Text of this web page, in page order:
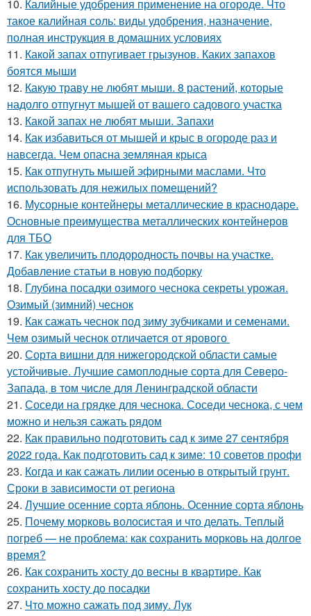
10. Калийные удобрения применение на огороде. Что
такое калийная соль: виды удобрения, назначение,
полная инструкция в домашних условиях
11. Какой запах отпугивает грызунов. Каких запахов
боятся мыши
12. Какую траву не любят мыши. 8 растений, которые
надолго отпугнут мышей от вашего садового участка
13. Какой запах не любят мыши. Запахи
14. Как избавиться от мышей и крыс в огороде раз и
навсегда. Чем опасна земляная крыса
15. Как отпугнуть мышей эфирными маслами. Что
использовать для нежилых помещений?
16. Мусорные контейнеры металлические в краснодаре.
Основные преимущества металлических контейнеров
для ТБО
17. Как увеличить плодородность почвы на участке.
Добавление статьи в новую подборку
18. Глубина посадки озимого чеснока секреты урожая.
Озимый (зимний) чеснок
19. Как сажать чеснок под зиму зубчиками и семенами.
Чем озимый чеснок отличается от ярового
20. Сорта вишни для нижегородской области самые
устойчивые. Лучшие самоплодные сорта для Северо-
Запада, в том числе для Ленинградской области
21. Соседи на грядке для чеснока. Соседи чеснока, с чем
можно и нельзя сажать рядом
22. Как правильно подготовить сад к зиме 27 сентября
2022 года. Как подготовить сад к зиме: 10 советов профи
23. Когда и как сажать лилии осенью в открытый грунт.
Сроки в зависимости от региона
24. Лучшие осенние сорта яблонь. Осенние сорта яблонь
25. Почему морковь волосистая и что делать. Теплый
погреб — не проблема: как сохранить морковь на долгое
время?
26. Как сохранить хосту до весны в квартире. Как
сохранить хосту до посадки
27. Что можно сажать под зиму. Лук